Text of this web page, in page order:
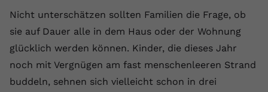
Nicht unterschätzen sollten Familien die Frage, ob
sie auf Dauer alle in dem Haus oder der Wohnung
glücklich werden können. Kinder, die dieses Jahr
noch mit Vergnügen am fast menschenleeren Strand
buddeln, sehnen sich vielleicht schon in drei
Name yt-remote-device-id
Youtube.com